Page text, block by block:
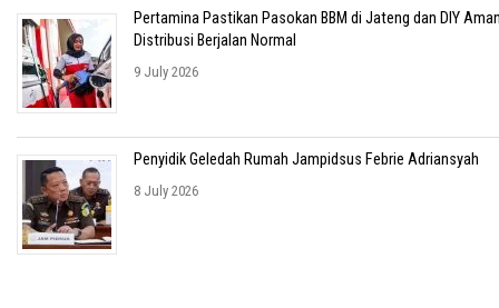
Pertamina Pastikan Pasokan BBM di Jateng dan DIY
Distribusi Berjalan Normal
9 July 2026
Penyidik Geledah Rumah Jampidsus Febrie Adriansyah
8 July 2026